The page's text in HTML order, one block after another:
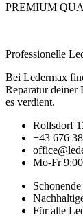
PREMIUM
Professionelle
Bei Ledermax
Reparatur deiner
es verdient.
Rollsdorf
+43 676
Mo-Fr
Für alle